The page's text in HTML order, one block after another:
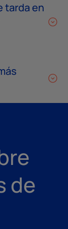
tarda en
de